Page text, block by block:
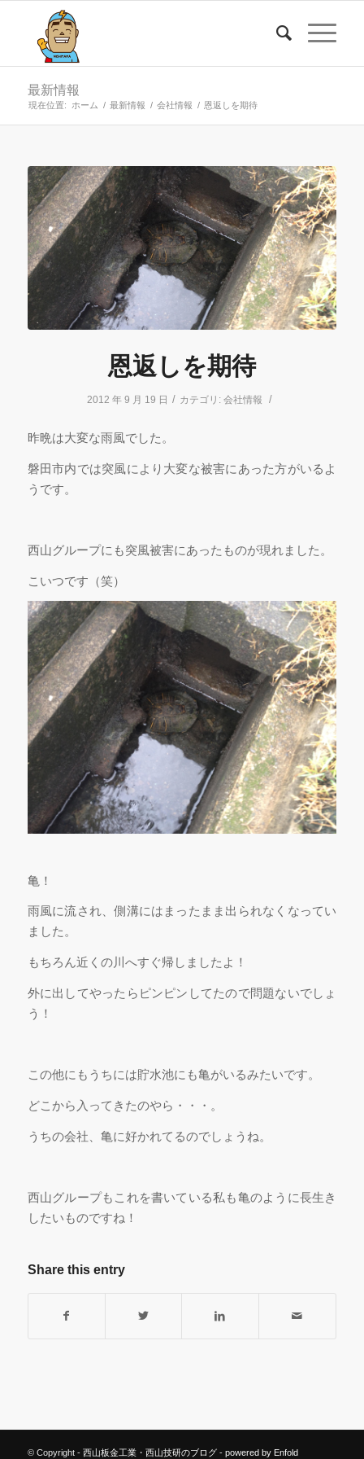
最新情報
現在位置: ホーム / 最新情報 / 会社情報 / 恩返しを期待
恩返しを期待
2012 年 9 月 19 日 / カテゴリ:会社情報 /
昨晩は大変な雨風でした。
磐田市内では突風により大変な被害にあった方がいるよ
うです。
西山グループにも突風被害にあったものが現れました。
こいつです（笑）
亀！
雨風に流され、側溝にはまったまま出られなくなってい
ました。
もちろん近くの川へすぐ帰しましたよ！
外に出してやったらピンピンしてたので問題ないでしょ
う！
この他にもうちには貯水池にも亀がいるみたいです。
どこから入ってきたのやら・・・。
うちの会社、亀に好かれてるのでしょうね。
西山グループもこれを書いている私も亀のように長生き
したいものですね！
Share this entry
© Copyright - 西山板金工業・西山技研のブログ- powered by Enfold